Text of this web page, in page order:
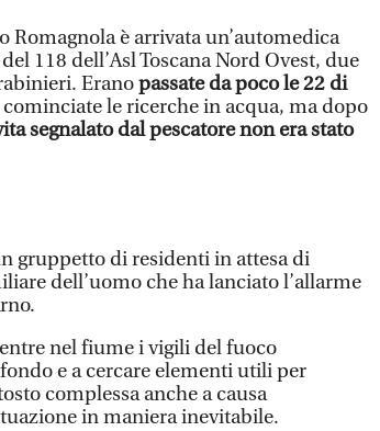
Romagnola è arrivata un’automedica
118 dell’Asl Toscana Nord Ovest, due
Eranopassate da poco le 22 di
le ricerche in acqua, ma dopo
segnalato dal pescatore non era stato
gruppetto di residenti in attesa di
dell’uomo che ha lanciato l’allarme
nel fiume i vigili del fuoco
e a cercare elementi utili per
complessa anche a causa
in maniera inevitabile.